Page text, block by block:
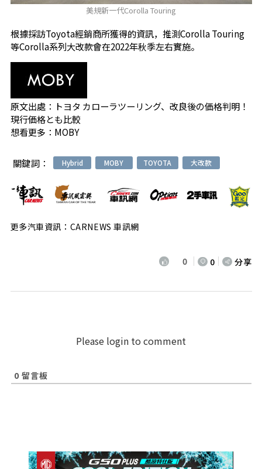
美規新一代Corolla Touring
根據採訪Toyota經銷商所獲得的資訊，推測Corolla Touring
等Corolla系列大改款會在2022年秋季左右實施。
原文出處： トヨタ カローラツーリング、改良後の価格判明！
現行価格とも比較
想看更多： MOBY
關鍵詞： Hybrid MOBY TOYOTA 大改款
更多汽車資訊：CARNEWS 車訊網
0 0 分享
Please login to comment
0 留言板